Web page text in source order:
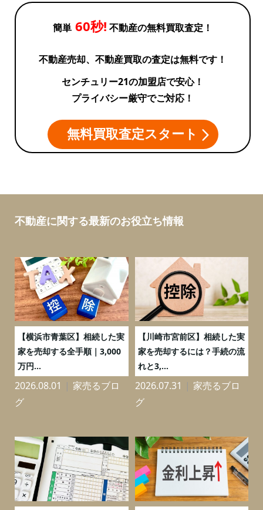
簡単 60秒! 不動産の無料買取査定！
不動産売却、不動産買取の査定は無料です！
センチュリー21の加盟店で安心！
プライバシー厳守でご対応！
無料買取査定スタート
不動産に関する最新のお役立ち情報
【横浜市青葉区】相続した実
家を売却する全手順｜3,000
万円...
2026.08.01
家売るブロ
グ
【川崎市宮前区】相続した実
家を売却するには？手続の流
れと3,...
2026.07.31
家売るブロ
グ